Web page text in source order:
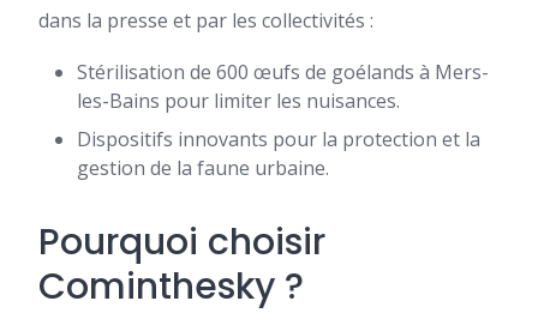
dans la presse et par les collectivités :
Stérilisation de 600 œufs de goélands à Mers-
les-Bains pour limiter les nuisances.
Dispositifs innovants pour la protection et la
gestion de la faune urbaine.
Pourquoi choisir
Cominthesky ?